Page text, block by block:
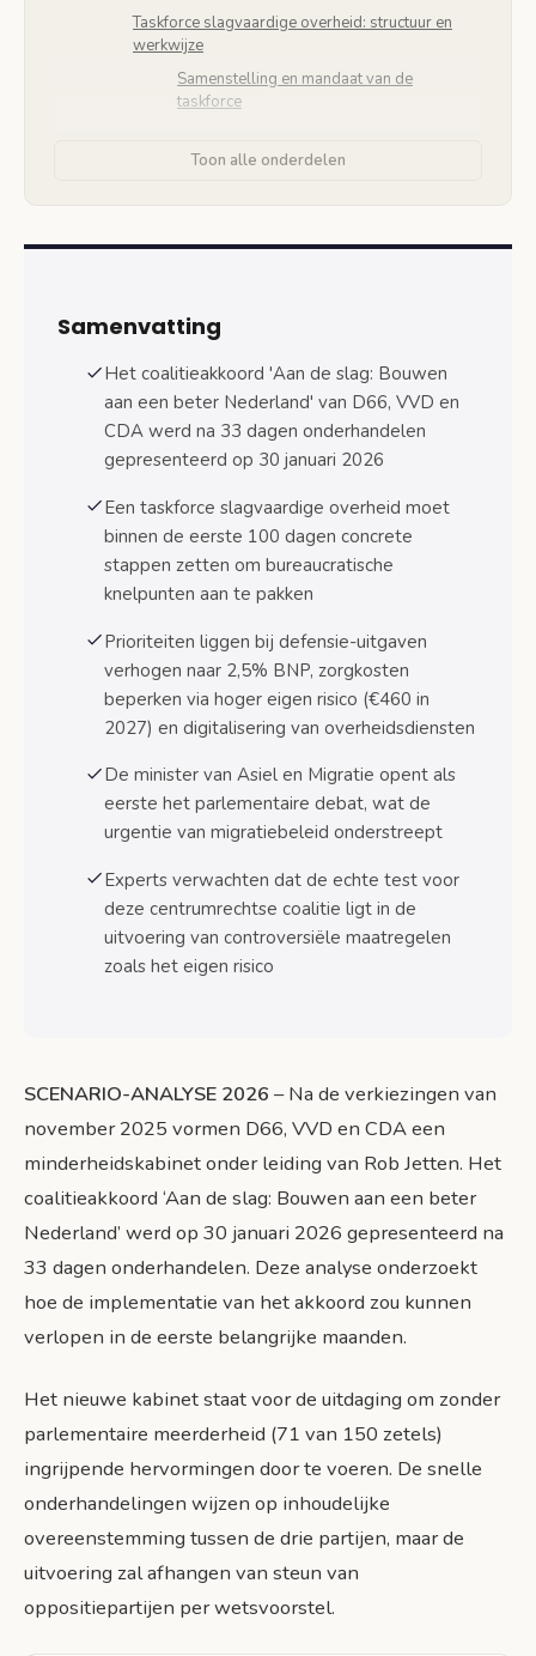
Taskforce slagvaardige overheid: structuur en
werkwijze
Samenstelling en mandaat van de
taskforce
Eerste hervormingsprojecten in uitvoering
Defensie: verhoogde uitgaven naar
Zorg: eigen risico en kostenbeheersing
Asiel en migratie: eerste ministeriele
Coördinatie en monitoring van de uitvoering
Ministerraad-procedures voor
coalitiebeleid
Voortgangsrapportages en
evaluatiemomenten
Uitdagingen en risico’s bij de implementatie
Minderheidspositie en parlementaire
steun
Uitvoerbaarheid en capaciteit ministeries
context
Verwachtingen voor de komende maanden
Toon alle onderdelen
Samenvatting
Het coalitieakkoord 'Aan de slag: Bouwen
aan een beter Nederland' van D66, VVD en
CDA werd na 33 dagen onderhandelen
gepresenteerd op 30 januari 2026
Een taskforce slagvaardige overheid moet
binnen de eerste 100 dagen concrete
stappen zetten om bureaucratische
knelpunten aan te pakken
Prioriteiten liggen bij defensie-uitgaven
verhogen naar 2,5% BNP, zorgkosten
beperken via hoger eigen risico (€460 in
2027) en digitalisering van overheidsdiensten
De minister van Asiel en Migratie opent als
eerste het parlementaire debat, wat de
urgentie van migratiebeleid onderstreept
Experts verwachten dat de echte test voor
deze centrumrechtse coalitie ligt in de
uitvoering van controversiële maatregelen
zoals het eigen risico
SCENARIO-ANALYSE 2026 – Na de verkiezingen van
november 2025 vormen D66, VVD en CDA een
minderheidskabinet onder leiding van Rob Jetten. Het
coalitieakkoord ‘Aan de slag: Bouwen aan een beter
Nederland’ werd op 30 januari 2026 gepresenteerd na
33 dagen onderhandelen. Deze analyse onderzoekt
hoe de implementatie van het akkoord zou kunnen
verlopen in de eerste belangrijke maanden.
Het nieuwe kabinet staat voor de uitdaging om zonder
parlementaire meerderheid (71 van 150 zetels)
ingrijpende hervormingen door te voeren. De snelle
onderhandelingen wijzen op inhoudelijke
overeenstemming tussen de drie partijen, maar de
uitvoering zal afhangen van steun van
oppositiepartijen per wetsvoorstel.